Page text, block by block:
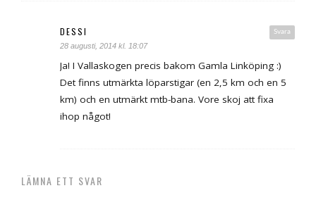
Svara
DESSI
28 augusti, 2014 kl. 18:07
Ja! I Vallaskogen precis bakom Gamla Linköping :)
Det finns utmärkta löparstigar (en 2,5 km och en 5
km) och en utmärkt mtb-bana. Vore skoj att fixa
ihop något!
LÄMNA ETT SVAR